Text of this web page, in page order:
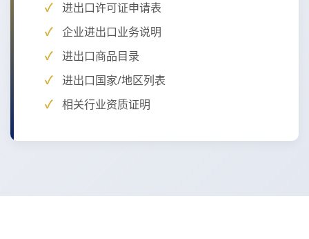
进出口许可证申请表
企业进出口业务说明
进出口商品目录
进出口国家/地区列表
相关行业资质证明